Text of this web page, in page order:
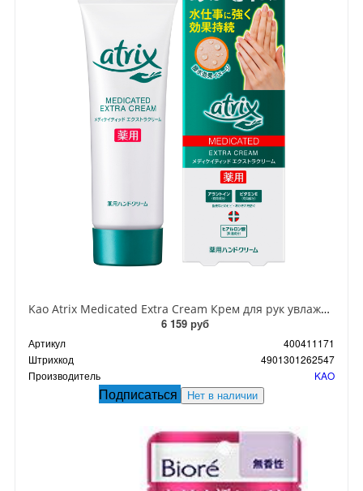
Kao Atrix Medicated Extra Cream Крем для рук увлажняющий с аллантоином витамином Е 70 гр
6 159 руб
Артикул
400411171
Штрихкод
4901301262547
Производитель
KAO
Подписаться Нет в наличии